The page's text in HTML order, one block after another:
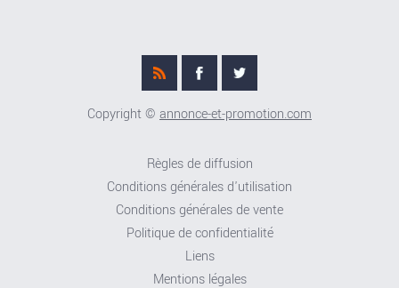
Copyright © annonce-et-promotion.com
Règles de diffusion
Conditions générales d'utilisation
Conditions générales de vente
Politique de confidentialité
Liens
Mentions légales